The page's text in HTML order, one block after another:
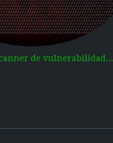
de vulnerabilidad...